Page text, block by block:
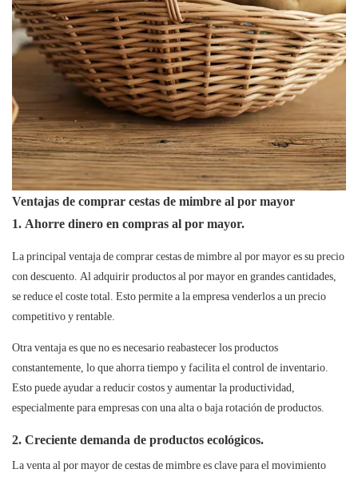
Ventajas de comprar cestas de mimbre al por mayor
1. Ahorre dinero en compras al por mayor.
La principal ventaja de comprar cestas de mimbre al por mayor es su precio
con descuento. Al adquirir productos al por mayor en grandes cantidades,
se reduce el coste total. Esto permite a la empresa venderlos a un precio
competitivo y rentable.
Otra ventaja es que no es necesario reabastecer los productos
constantemente, lo que ahorra tiempo y facilita el control de inventario.
Esto puede ayudar a reducir costos y aumentar la productividad,
especialmente para empresas con una alta o baja rotación de productos.
2. Creciente demanda de productos ecológicos.
La venta al por mayor de cestas de mimbre es clave para el movimiento